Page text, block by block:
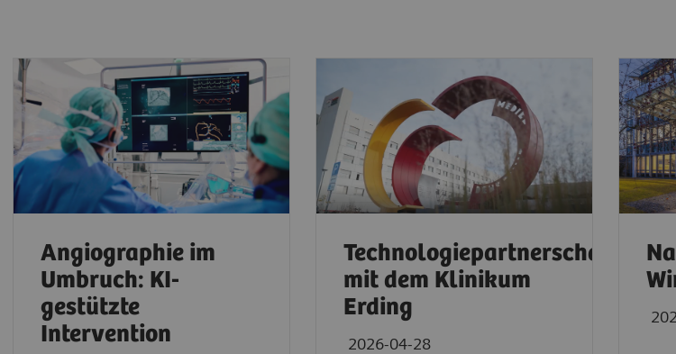
Angiographie im
Umbruch: KI-
gestützte
Intervention
Technologiepartnerschaft
mit dem Klinikum
Erding
2026-04-28